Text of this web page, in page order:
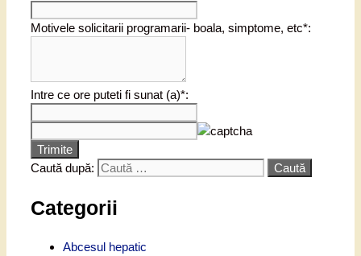
Motivele solicitarii programarii- boala, simptome, etc*:
Intre ce ore puteti fi sunat (a)*:
Trimite
Caută după:
Categorii
Abcesul hepatic